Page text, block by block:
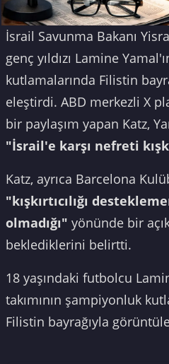
İsrail Savunma Bakanı
genç yıldızı Lamine
kutlamalarında Filistin
eleştirdi. ABD merkezli X
bir paylaşım yapan Katz,
"İsrail'e karşı nefreti
Katz, ayrıca Barcelona
"kışkırtıcılığı
olmadığı" yönünde bir
beklediklerini belirtti.
18 yaşındaki futbolcu
takımının şampiyonluk
Filistin bayrağıyla